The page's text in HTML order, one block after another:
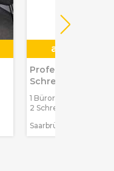
ab
Professioneller
Schreibtischplatz
1 Büroraum max. 1
2 Schreibtischplätze
Saarbrücken, Malstatt